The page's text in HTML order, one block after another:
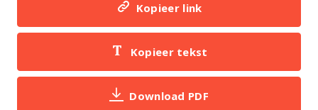
Kopieer link
Kopieer tekst
Download PDF